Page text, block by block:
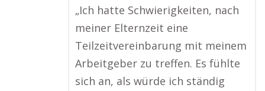
„Ich hatte Schwierigkeiten, nach
meiner Elternzeit eine
Teilzeitvereinbarung mit meinem
Arbeitgeber zu treffen. Es fühlte
sich an, als würde ich ständig